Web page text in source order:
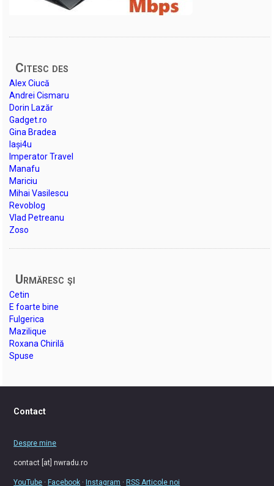
Citesc des
Alex Ciucă
Andrei Cismaru
Dorin Lazăr
Gadget.ro
Gina Bradea
Iași4u
Imperator Travel
Manafu
Mariciu
Mihai Vasilescu
Revoblog
Vlad Petreanu
Zoso
Urmăresc şi
Cetin
E foarte bine
Fulgerica
Mazilique
Roxana Chirilă
Spuse
Contact
Despre mine
contact [at] nwradu.ro
YouTube · Facebook · Instagram · RSS Articole noi